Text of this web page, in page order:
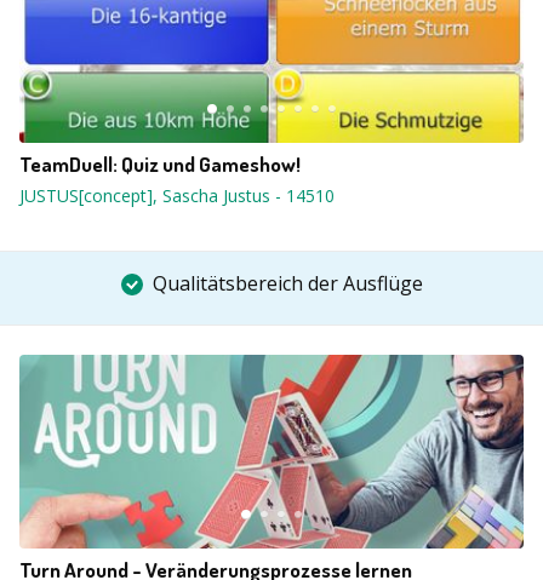
TeamDuell: Quiz und Gameshow!
JUSTUS[concept], Sascha Justus - 14510
Qualitätsbereich der Ausflüge
Turn Around - Veränderungsprozesse lernen